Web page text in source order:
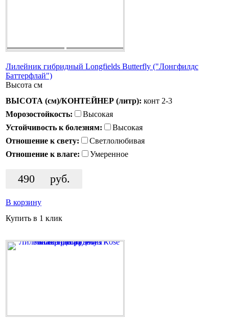
Лилейник гибридный Longfields Butterfly ("Лонгфилдс
Баттерфлай")
Высота см
ВЫСОТА (см)/КОНТЕЙНЕР (литр): конт 2-3
Морозостойкость:
Высокая
Устойчивость к болезням:
Высокая
Отношение к свету:
Светлолюбивая
Отношение к влаге:
Умеренное
490 руб.
В корзину
Купить в 1 клик